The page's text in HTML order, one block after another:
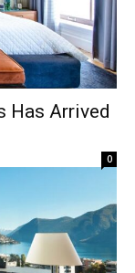
Has Arrived
0